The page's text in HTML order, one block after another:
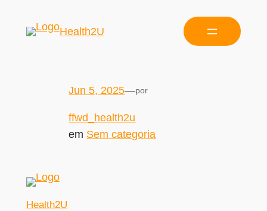
Health2U
Jun 5, 2025—por
ffwd_health2u
em Sem categoria
Health2U